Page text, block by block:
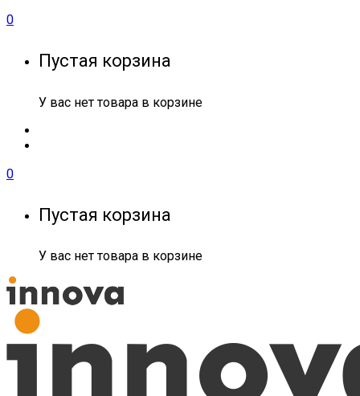
0
Пустая корзина
У вас нет товара в корзине
0
Пустая корзина
У вас нет товара в корзине